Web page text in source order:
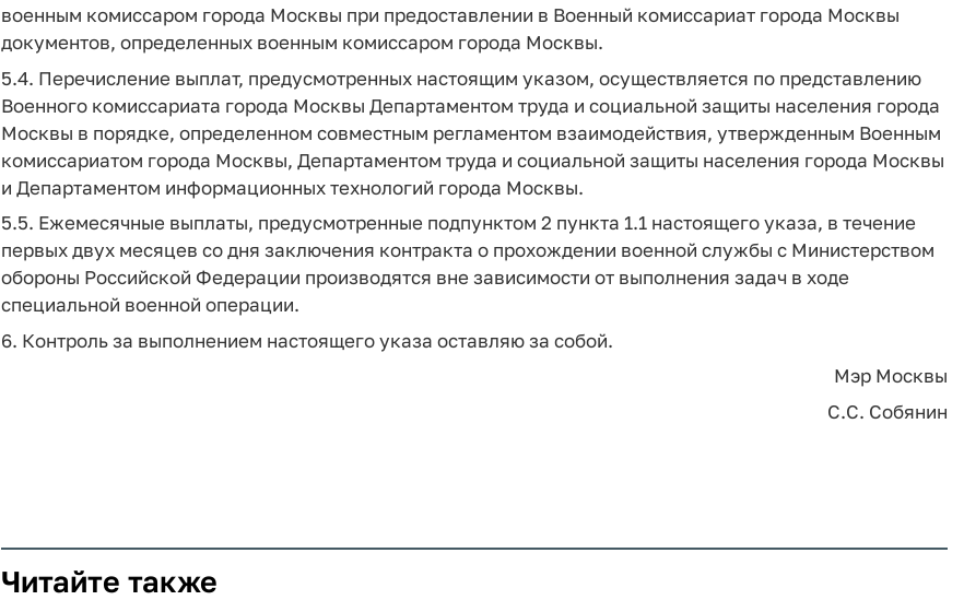
военным комиссаром города Москвы при предоставлении в Военный комиссариат города Москвы
документов, определенных военным комиссаром города Москвы.
5.4. Перечисление выплат, предусмотренных настоящим указом, осуществляется по представлению
Военного комиссариата города Москвы Департаментом труда и социальной защиты населения города
Москвы в порядке, определенном совместным регламентом взаимодействия, утвержденным Военным
комиссариатом города Москвы, Департаментом труда и социальной защиты населения города Москвы
и Департаментом информационных технологий города Москвы.
5.5. Ежемесячные выплаты, предусмотренные подпунктом 2 пункта 1.1 настоящего указа, в течение
первых двух месяцев со дня заключения контракта о прохождении военной службы с Министерством
обороны Российской Федерации производятся вне зависимости от выполнения задач в ходе
специальной военной операции.
6. Контроль за выполнением настоящего указа оставляю за собой.
Мэр Москвы
С.С. Собянин
Читайте также